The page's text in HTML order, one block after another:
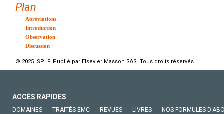
Plan
Abréviations
Introduction
Observation
Discussion
© 2025 SPLF. Publié par Elsevier Masson SAS. Tous droits réservés.
ACCÈS RAPIDES
DOMAINES TRAITÉS EMC REVUES LIVRES NOS FORMULES